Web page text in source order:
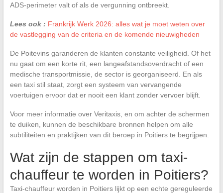
ADS-perimeter valt of als de vergunning ontbreekt.
Lees ook : Frankrijk Werk 2026: alles wat je moet weten over
de vastlegging van de criteria en de komende nieuwigheden
De Poitevins garanderen de klanten constante veiligheid. Of het
nu gaat om een korte rit, een langeafstandsoverdracht of een
medische transportmissie, de sector is georganiseerd. En als
een taxi stil staat, zorgt een systeem van vervangende
voertuigen ervoor dat er nooit een klant zonder vervoer blijft.
Voor meer informatie over Veritaxis, en om achter de schermen
te duiken, kunnen de beschikbare bronnen helpen om alle
subtiliteiten en praktijken van dit beroep in Poitiers te begrijpen.
Wat zijn de stappen om taxi-
chauffeur te worden in Poitiers?
Taxi-chauffeur worden in Poitiers lijkt op een echte gereguleerde